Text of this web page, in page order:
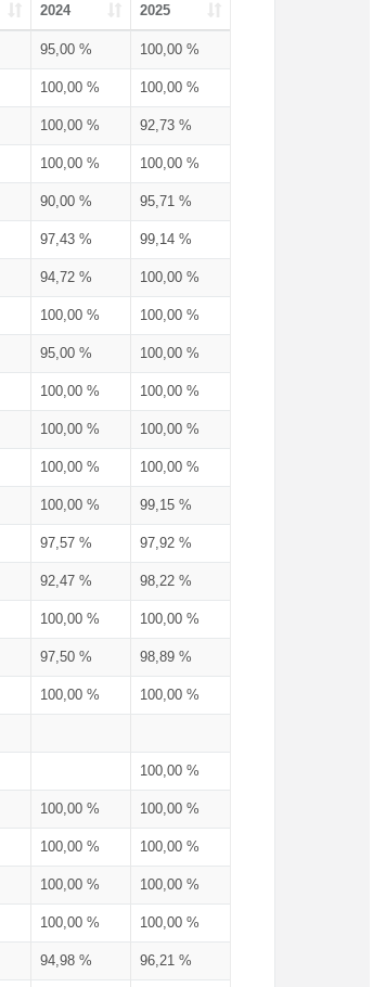
2024 2025
95,00 % 100,00 %
100,00 % 100,00 %
100,00 % 92,73 %
100,00 % 100,00 %
90,00 % 95,71 %
97,43 % 99,14 %
94,72 % 100,00 %
100,00 % 100,00 %
95,00 % 100,00 %
100,00 % 100,00 %
100,00 % 100,00 %
100,00 % 100,00 %
100,00 % 99,15 %
97,57 % 97,92 %
92,47 % 98,22 %
100,00 % 100,00 %
97,50 % 98,89 %
100,00 % 100,00 %
100,00 %
100,00 % 100,00 %
100,00 % 100,00 %
100,00 % 100,00 %
100,00 % 100,00 %
94,98 % 96,21 %